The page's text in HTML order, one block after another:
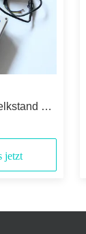
mit
jetzt